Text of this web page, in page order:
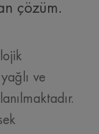
çözüm.
ve